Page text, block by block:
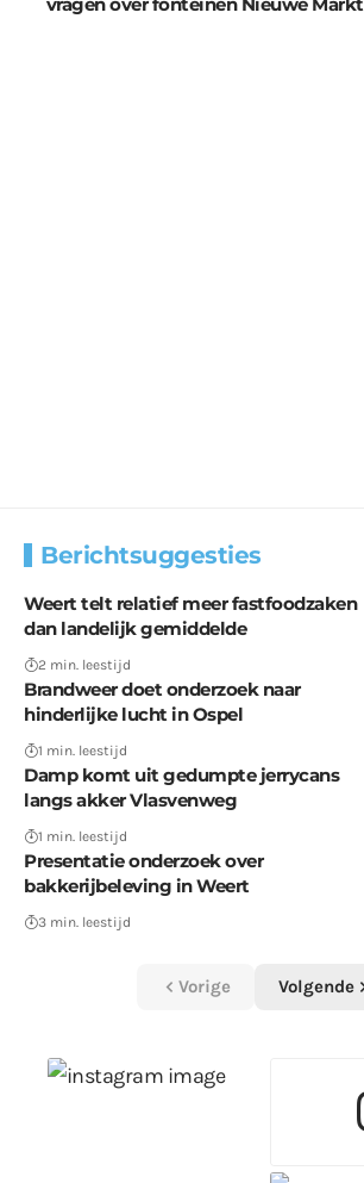
Berichtsuggesties
Weert telt relatief meer fastfoodzaken
dan landelijk gemiddelde
2 min. leestijd
Brandweer doet onderzoek naar
hinderlijke lucht in Ospel
1 min. leestijd
Damp komt uit gedumpte jerrycans
langs akker Vlasvenweg
1 min. leestijd
Presentatie onderzoek over
bakkerijbeleving in Weert
3 min. leestijd
Vorige Volgende